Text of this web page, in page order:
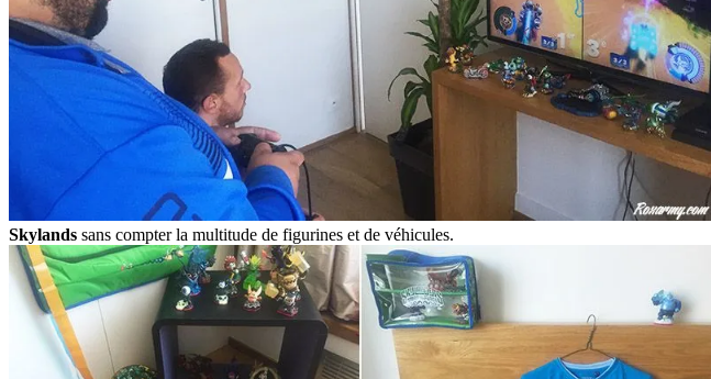
Skylands sans compter la multitude de figurines et de véhicules.